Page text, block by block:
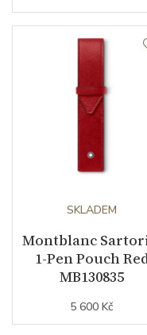
SKLADEM
Montblanc
1-Pen Pouch
MB130835
5 600 Kč